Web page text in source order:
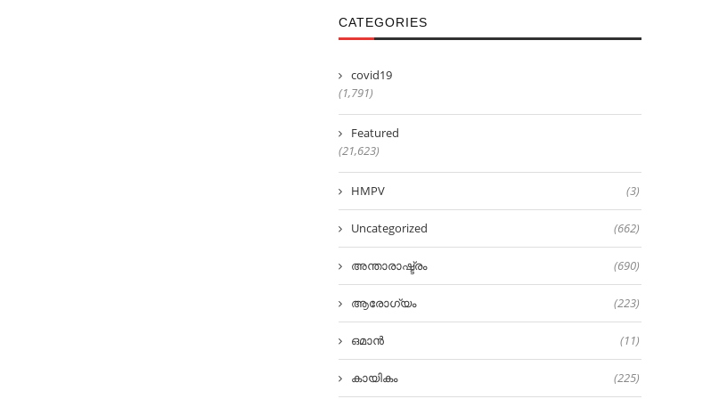
CATEGORIES
covid19
(1,791)
Featured
(21,623)
HMPV (3)
Uncategorized (662)
അന്താരാഷ്ട്രം (690)
ആരോഗ്യം (223)
ഒമാൻ (11)
കായികം (225)